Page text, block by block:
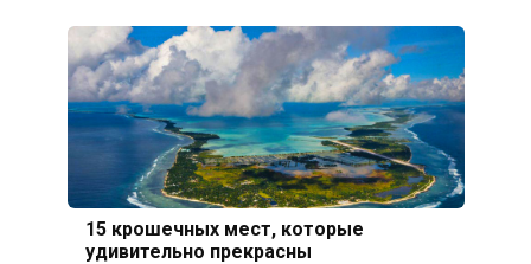
15 крошечных мест, которые
удивительно прекрасны